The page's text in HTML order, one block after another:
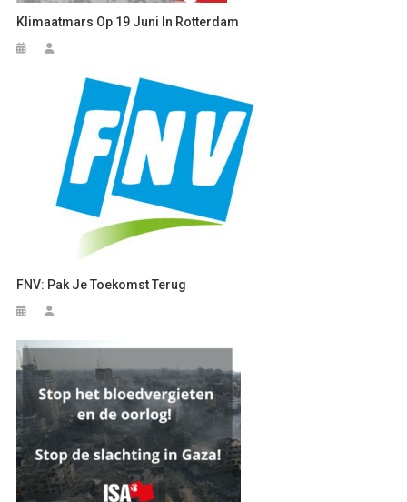
Klimaatmars Op 19 Juni In Rotterdam
FNV: Pak Je Toekomst Terug